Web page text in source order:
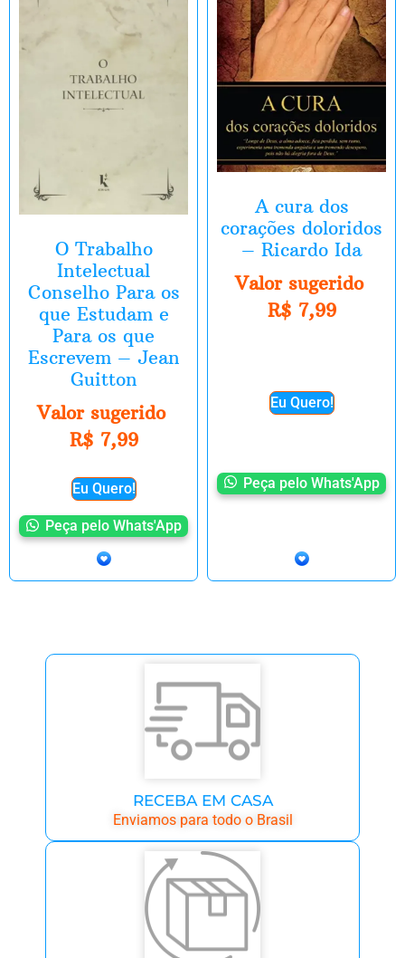
O Trabalho
Intelectual
Conselho Para os
que Estudam e
Para os que
Escrevem – Jean
Guitton
Valor sugerido
R$7,99
Eu Quero!
Peça pelo Whats'App
A cura dos
corações doloridos
– Ricardo Ida
Valor sugerido
R$7,99
Eu Quero!
Peça pelo Whats'App
RECEBA EM CASA
Enviamos para todo o Brasil